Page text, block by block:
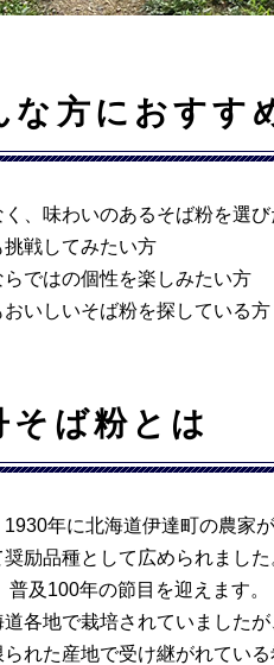
な方におすす
、味わいのあるそば粉を選
戦してみたい方
ではの個性を楽しみたい方
いしいそば粉を探している方
そば粉とは
年に北海道伊達町の農家
励品種として広められました
普及100年の節目を迎えます。
各地で栽培されていました
れた産地で受け継がれている